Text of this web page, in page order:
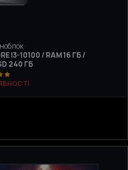
I3-10100 / RAM 16 ГБ /
240 ГБ